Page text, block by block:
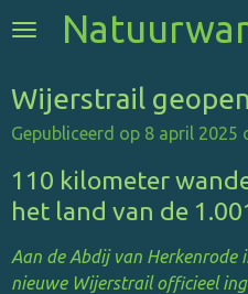
Ga
de
hoofdinhoud
Wijerstrail
Gepubliceerd op 8 april 2025
110 kilometer
het land van de
Aan de Abdij van Herkenrode
nieuwe Wijerstrail officieel